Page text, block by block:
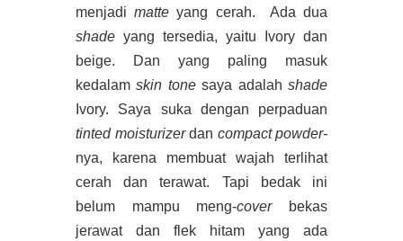
menjadimatteyang cerah. Ada dua
shade yang tersedia, yaitu Ivory dan
beige. Dan yang paling masuk
kedalamskin tonesaya adalahshade
Ivory. Saya suka dengan perpaduan
tinted moisturizerdan compact powder-
nya, karena membuat wajah terlihat
cerah dan terawat. Tapi bedak ini
belum mampu meng-coverbekas
jerawat dan flek hitam yang ada